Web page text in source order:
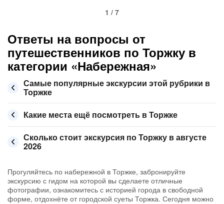
1 / 7
Ответы на вопросы от
путешественников по Торжку в
категории «Набережная»
Самые популярные экскурсии этой рубрики в
Торжке
Какие места ещё посмотреть в Торжке
Сколько стоит экскурсия по Торжку в августе
2026
Прогуляйтесь по набережной в Торжке, забронируйте
экскурсию с гидом на которой вы сделаете отличные
фотографии, ознакомитесь с историей города в свободной
форме, отдохнёте от городской суеты Торжка. Сегодня можно